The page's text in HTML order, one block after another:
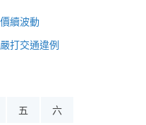
續波動
打交通違例
五 六